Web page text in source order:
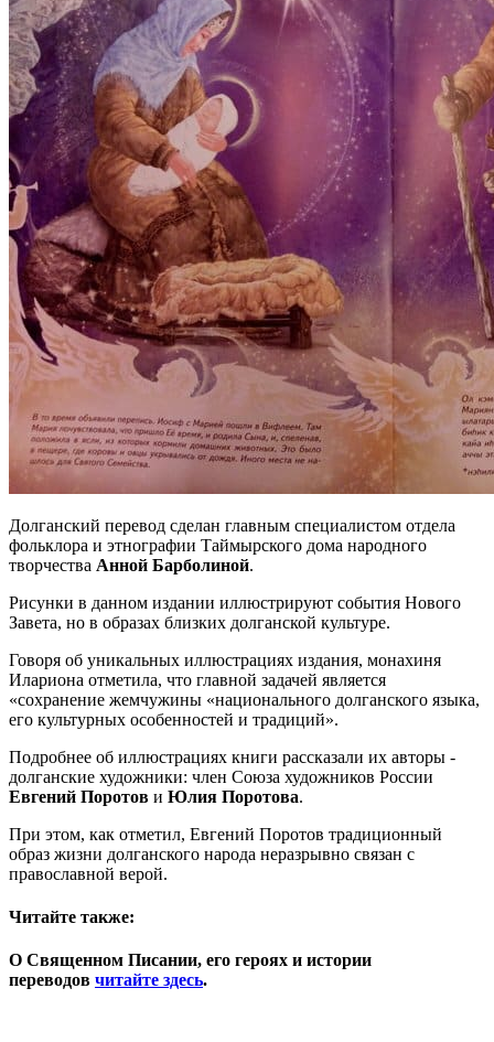
Долганский перевод сделан главным специалистом отдела
фольклора и этнографии Таймырского дома народного
творчества Анной Барболиной.
Рисунки в данном издании иллюстрируют события Нового
Завета, но в образах близких долганской культуре.
Говоря об уникальных иллюстрациях издания, монахиня
Илариона отметила, что главной задачей является
«сохранение жемчужины «национального долганского языка,
его культурных особенностей и традиций».
Подробнее об иллюстрациях книги рассказали их авторы -
долганские художники: член Союза художников России
Евгений Поротов и Юлия Поротова.
При этом, как отметил, Евгений Поротов традиционный
образ жизни долганского народа неразрывно связан с
православной верой.
Читайте также:
О Священном Писании, его героях и истории
переводов читайте здесь.